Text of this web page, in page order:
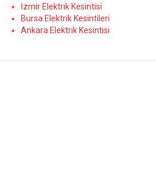
İzmir Elektrik Kesintisi
Bursa Elektrik Kesintileri
Ankara Elektrik Kesintisi